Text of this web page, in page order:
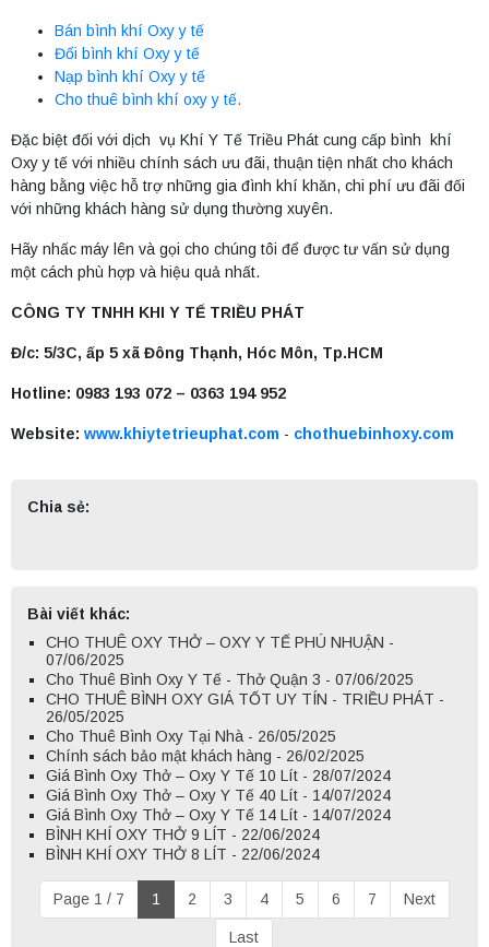
Bán bình khí Oxy y tế
Đổi bình khí Oxy y tế
Nạp bình khí Oxy y tế
Cho thuê bình khí oxy y tế.
Đặc biệt đối với dịch vụ Khí Y Tế Triều Phát cung cấp bình khí
Oxy y tế với nhiều chính sách ưu đãi, thuận tiện nhất cho khách
hàng bằng việc hỗ trợ những gia đình khí khăn, chi phí ưu đãi đối
với những khách hàng sử dụng thường xuyên.
Hãy nhấc máy lên và gọi cho chúng tôi để được tư vấn sử dụng
một cách phù hợp và hiệu quả nhất.
CÔNG TY TNHH KHI Y TẾ TRIỀU PHÁT
Đ/c: 5/3C, ấp 5 xã Đông Thạnh, Hóc Môn, Tp.HCM
Hotline: 0983 193 072 – 0363 194 952
Website: www.khiytetrieuphat.com - chothuebinhoxy.com
Chia sẻ:
Bài viết khác:
CHO THUÊ OXY THỞ – OXY Y TẾ PHÚ NHUẬN -
07/06/2025
Cho Thuê Bình Oxy Y Tế - Thở Quận 3 - 07/06/2025
CHO THUÊ BÌNH OXY GIÁ TỐT UY TÍN - TRIỀU PHÁT -
26/05/2025
Cho Thuê Bình Oxy Tại Nhà - 26/05/2025
Chính sách bảo mật khách hàng - 26/02/2025
Giá Bình Oxy Thở – Oxy Y Tế 10 Lít - 28/07/2024
Giá Bình Oxy Thở – Oxy Y Tế 40 Lít - 14/07/2024
Giá Bình Oxy Thở – Oxy Y Tế 14 Lít - 14/07/2024
BÌNH KHÍ OXY THỞ 9 LÍT - 22/06/2024
BÌNH KHÍ OXY THỞ 8 LÍT - 22/06/2024
Page 1 / 7 1 2 3 4 5 6 7 Next
Last